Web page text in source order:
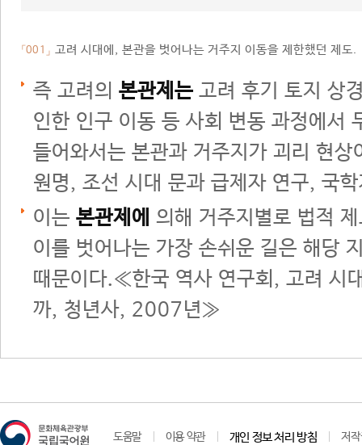
「001」 고려 시대에, 본관을 벗어나는 거주지 이동을 제한했던 제도.
즉 고려의 본관제는 고려 후기 토지 상
인한 인구 이동 등 사회 변동 과정에서
들어와서는 본관과 거주지가 괴리 현
원명, 조선 시대 문과 급제자 연구, 국
이는 본관제에 의해 거주지별로 법적
이를 벗어나는 가장 손쉬운 길은 해당
때문이다.≪한국 역사 연구회, 고려 시
까, 청년사, 2007년≫
도움말 이용 약관 개인 정보 처리 방침 저